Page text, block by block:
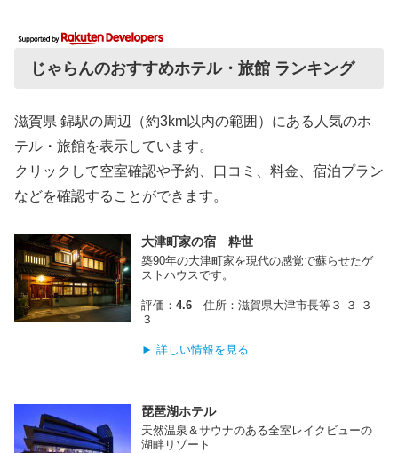
じゃらんのおすすめホテル・旅館 ランキング
滋賀県 錦駅の周辺（約3km以内の範囲）にある人気のホ
テル・旅館を表示しています。
クリックして空室確認や予約、口コミ、料金、宿泊プラン
などを確認することができます。
大津町家の宿 粋世
築90年の大津町家を現代の感覚で蘇らせたゲ
ストハウスです。
評価：4.6 住所：滋賀県大津市長等３‐３‐３
３
► 詳しい情報を見る
琵琶湖ホテル
天然温泉＆サウナのある全室レイクビューの
湖畔リゾート